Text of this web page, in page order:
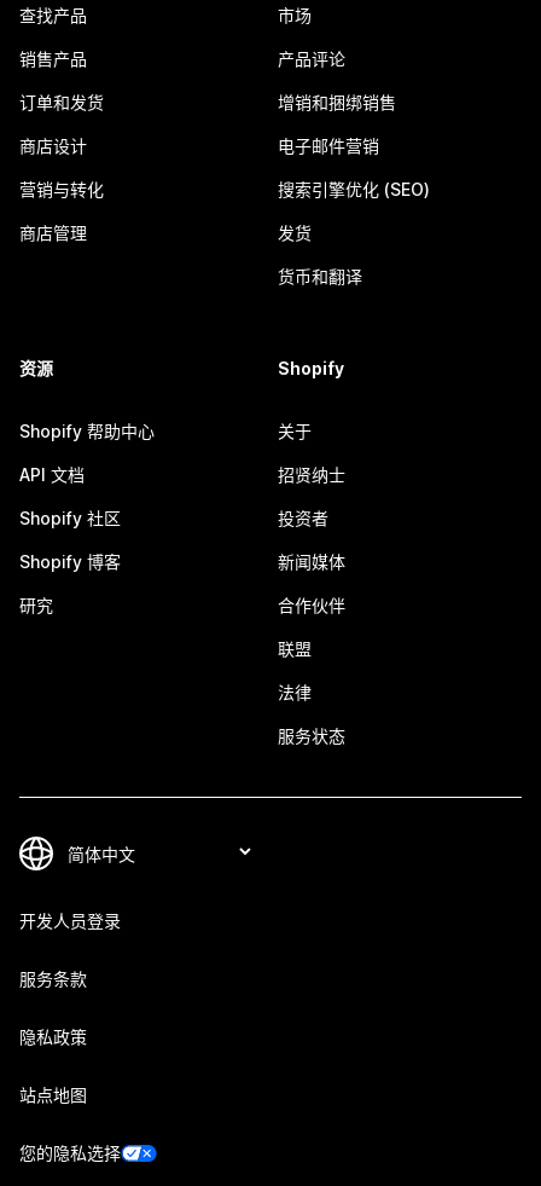
查找产品
销售产品
订单和发货
商店设计
营销与转化
商店管理
市场
产品评论
增销和捆绑销售
电子邮件营销
搜索引擎优化 (SEO)
发货
货币和翻译
资源
Shopify 帮助中心
API 文档
Shopify 社区
Shopify 博客
研究
Shopify
关于
招贤纳士
投资者
新闻媒体
合作伙伴
联盟
法律
服务状态
开发人员登录
服务条款
隐私政策
站点地图
您的隐私选择